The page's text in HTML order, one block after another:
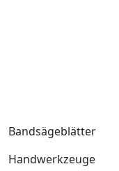
Bandsägeblätter
Handwerkzeuge